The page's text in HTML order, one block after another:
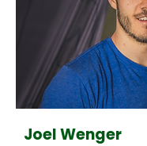
Joel Wenger